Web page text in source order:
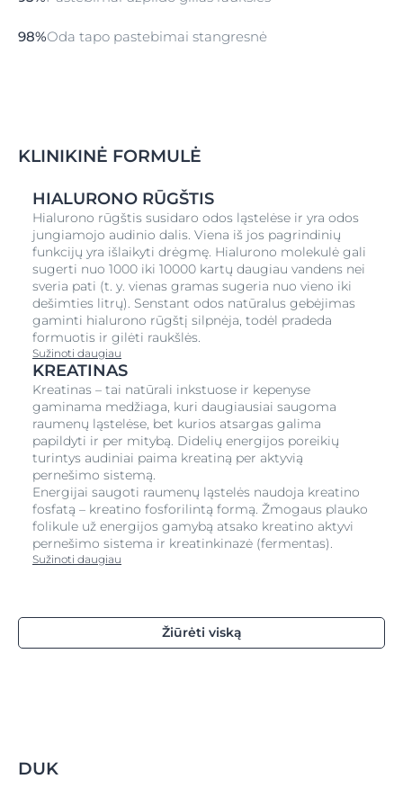
98%Oda tapo pastebimai stangresnė
KLINIKINĖ FORMULĖ
HIALURONO RŪGŠTIS
Hialurono rūgštis susidaro odos ląstelėse ir yra odos
jungiamojo audinio dalis. Viena iš jos pagrindinių
funkcijų yra išlaikyti drėgmę. Hialurono molekulė gali
sugerti nuo 1000 iki 10000 kartų daugiau vandens nei
sveria pati (t. y. vienas gramas sugeria nuo vieno iki
dešimties litrų). Senstant odos natūralus gebėjimas
gaminti hialurono rūgštį silpnėja, todėl pradeda
formuotis ir gilėti raukšlės.
Sužinoti daugiau
KREATINAS
Kreatinas – tai natūrali inkstuose ir kepenyse
gaminama medžiaga, kuri daugiausiai saugoma
raumenų ląstelėse, bet kurios atsargas galima
papildyti ir per mitybą. Didelių energijos poreikių
turintys audiniai paima kreatiną per aktyvią
pernešimo sistemą.
Energijai saugoti raumenų ląstelės naudoja kreatino
fosfatą – kreatino fosforilintą formą. Žmogaus plauko
folikule už energijos gamybą atsako kreatino aktyvi
pernešimo sistema ir kreatinkinazė (fermentas).
Sužinoti daugiau
Žiūrėti viską
DUK